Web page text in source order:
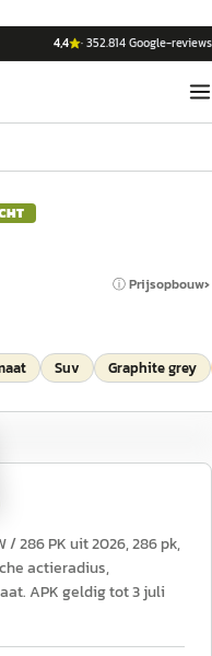
4,4 ·352.814Google-reviews
ⓘ Prijsopbouw
Suv Graphite grey
/ 286 PK uit 2026, 286 pk,
actieradius,
APK geldig tot 3 juli